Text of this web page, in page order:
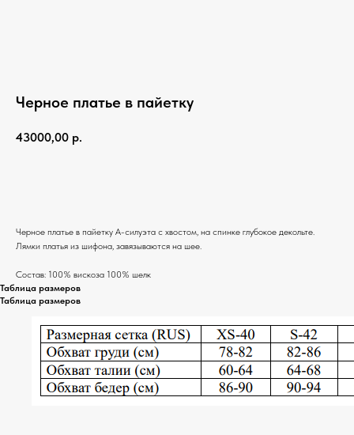
Черное платье в пайетку
43000,00 р.
Черное платье в пайетку А-силуэта с хвостом, на спинке глубокое декольте.
Лямки платья из шифона, завязываются на шее.
Состав: 100% вискоза 100% шелк
Таблица размеров
Таблица размеров